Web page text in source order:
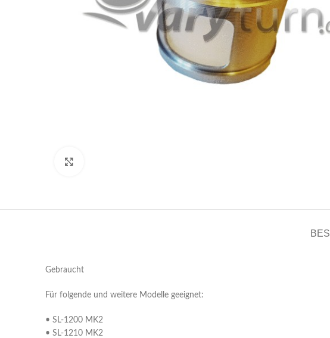
Gebraucht
Für folgende und weitere Modelle geeignet:
• SL-1200 MK2
• SL-1210 MK2